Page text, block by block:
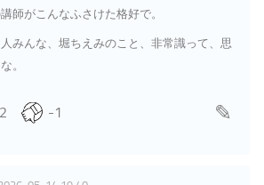
師がこんなふさけた格好で。
みんな、堀ちえみのこと、非常識って、思
。
-1